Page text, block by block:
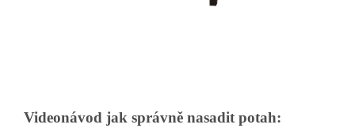
Videonávod jak správně nasadit potah: